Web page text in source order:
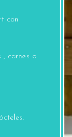
con
, carnes o